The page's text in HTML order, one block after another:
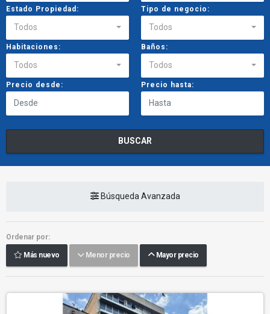
Estado Propiedad:
Todos
Tipo de negocio:
Todos
Habitaciones:
Todos
Baños:
Todos
Precio desde: Precio hasta:
BUSCAR
Búsqueda Avanzada
Ordenar por:
Más nuevo Menor precio Mayor precio